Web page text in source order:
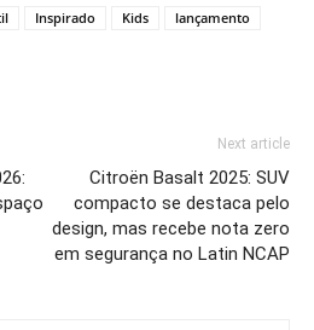
Inspirado Kids
lançamento
Next article
Citroën Basalt 2025: SUV
compacto se destaca pelo
design, mas recebe nota zero
em segurança no Latin NCAP